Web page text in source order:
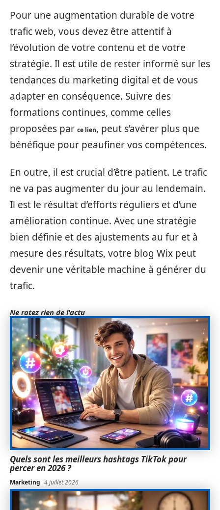
Pour une augmentation durable de votre
trafic web, vous devez être attentif à
l’évolution de votre contenu et de votre
stratégie. Il est utile de rester informé sur les
tendances du marketing digital et de vous
adapter en conséquence. Suivre des
formations continues, comme celles
proposées par ce lien, peut s’avérer plus que
bénéfique pour peaufiner vos compétences.
En outre, il est crucial d’être patient. Le trafic
ne va pas augmenter du jour au lendemain.
Il est le résultat d’efforts réguliers et d’une
amélioration continue. Avec une stratégie
bien définie et des ajustements au fur et à
mesure des résultats, votre blog Wix peut
devenir une véritable machine à générer du
trafic.
Ne ratez rien de l'actu
Quels sont les meilleurs hashtags TikTok pour
percer en 2026 ?
Marketing 4 juillet 2026